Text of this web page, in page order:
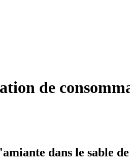
de
dans le sable